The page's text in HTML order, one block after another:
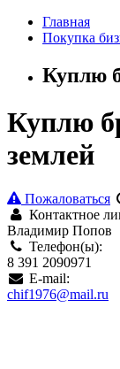
Главная
Покупка
Куплю
Куплю
землей
Пожаловаться
Контактное
Владимир Попов
Телефон(ы):
8 391 2090971
E-mail:
chif1976@mail.ru